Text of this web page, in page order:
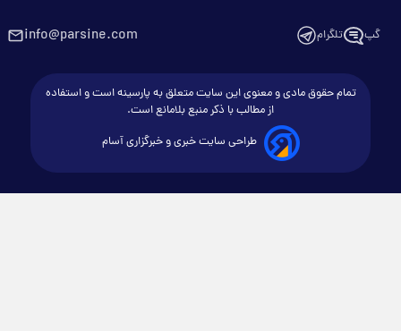
گپ تلگرام info@parsine.com
تمام حقوق مادی و معنوی این سایت متعلق به پارسینه است و استفاده
از مطالب با ذکر منبع بلامانع است.
طراحی سایت خبری و خبرگزاری آسام